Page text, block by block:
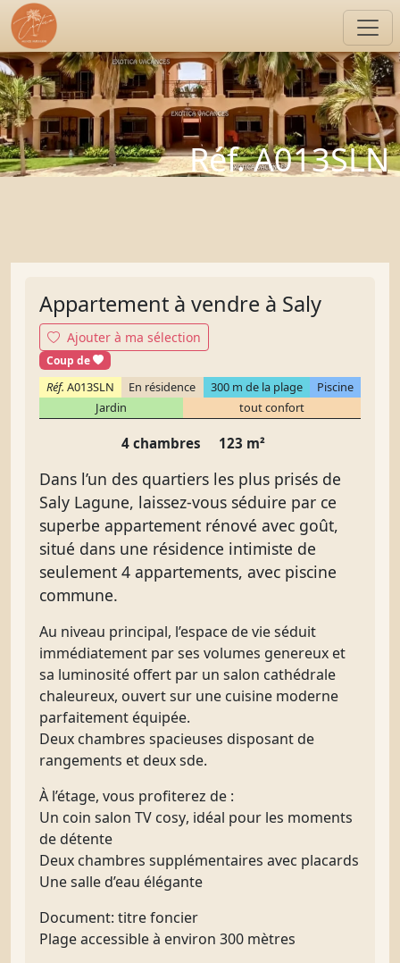
Réf. A013SLN
Appartement à vendre à Saly
Ajouter à ma sélection
Coup de cœur
Réf. A013SLN En résidence 300 m de la plage
Piscine
Jardin
tout confort
4 chambres 123 m²
Dans l’un des quartiers les plus prisés de
Saly Lagune, laissez-vous séduire par ce
superbe appartement rénové avec goût,
situé dans une résidence intimiste de
seulement 4 appartements, avec piscine
commune.
Au niveau principal, l’espace de vie séduit
immédiatement par ses volumes genereux et
sa luminosité offert par un salon cathédrale
chaleureux, ouvert sur une cuisine moderne
parfaitement équipée.
Deux chambres spacieuses disposant de
rangements et deux sde.
À l’étage, vous profiterez de :
Un coin salon TV cosy, idéal pour les moments
de détente
Deux chambres supplémentaires avec placards
Unesalle d’eau élégante
Document: titre foncier
Plage accessible à environ 300 mètres